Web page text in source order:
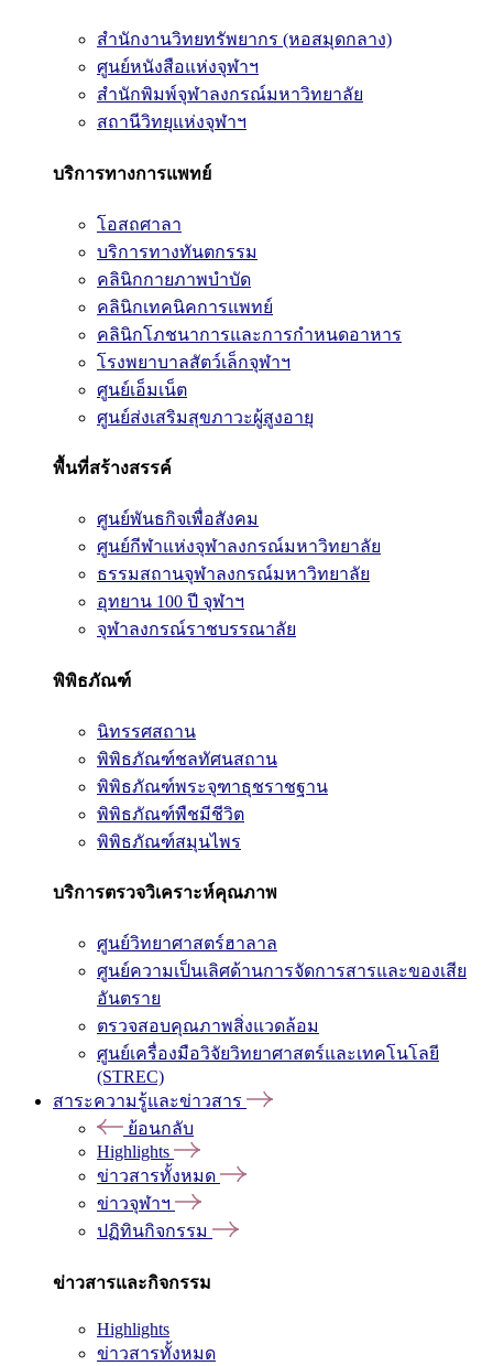
สำนักงานวิทยทรัพยากร (หอสมุดกลาง)
ศูนย์หนังสือแห่งจุฬาฯ
สำนักพิมพ์จุฬาลงกรณ์มหาวิทยาลัย
สถานีวิทยุแห่งจุฬาฯ
บริการทางการแพทย์
โอสถศาลา
บริการทางทันตกรรม
คลินิกกายภาพบำบัด
คลินิกเทคนิคการแพทย์
คลินิกโภชนาการและการกำหนดอาหาร
โรงพยาบาลสัตว์เล็กจุฬาฯ
ศูนย์เอ็มเน็ต
ศูนย์ส่งเสริมสุขภาวะผู้สูงอายุ
พื้นที่สร้างสรรค์
ศูนย์พันธกิจเพื่อสังคม
ศูนย์กีฬาแห่งจุฬาลงกรณ์มหาวิทยาลัย
ธรรมสถานจุฬาลงกรณ์มหาวิทยาลัย
อุทยาน 100 ปี จุฬาฯ
จุฬาลงกรณ์ราชบรรณาลัย
พิพิธภัณฑ์
นิทรรศสถาน
พิพิธภัณฑ์ชลทัศนสถาน
พิพิธภัณฑ์พระจุฑาธุชราชฐาน
พิพิธภัณฑ์พืชมีชีวิต
พิพิธภัณฑ์สมุนไพร
บริการตรวจวิเคราะห์คุณภาพ
ศูนย์วิทยาศาสตร์ฮาลาล
ศูนย์ความเป็นเลิศด้านการจัดการสารและของเสีย
อันตราย
ตรวจสอบคุณภาพสิ่งแวดล้อม
ศูนย์เครื่องมือวิจัยวิทยาศาสตร์และเทคโนโลยี
(STREC)
สาระความรู้และข่าวสาร
ย้อนกลับ
Highlights
ข่าวสารทั้งหมด
ข่าวจุฬาฯ
ปฏิทินกิจกรรม
ข่าวสารและกิจกรรม
Highlights
ข่าวสารทั้งหมด